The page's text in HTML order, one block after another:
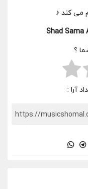
می کند ♪
Shad Sama
؟